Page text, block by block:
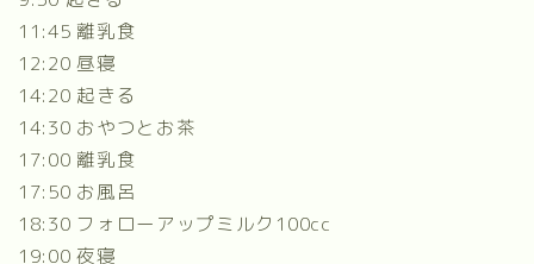
11:45 離乳食
12:20 昼寝
14:20 起きる
14:30 おやつとお茶
17:00 離乳食
17:50 お風呂
18:30 フォローアップミルク100cc
19:00 夜寝